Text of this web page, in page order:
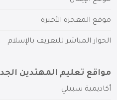
موقع المعجزة الأخيرة
الحوار المباشر للتعريف بالإسلام
مواقع تعليم المهتدين
أكاديمية سبيلي